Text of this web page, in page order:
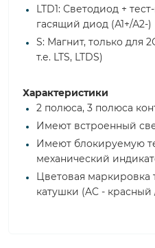
LTD1: Светодиод +
гасящий диод (А1+/А2-)
S: Магнит, только для
т.е. LTS, LTDS)
Характеристики
2 полюса, 3 полюса
Имеют встроенный
Имеют блокируемую
механический
Цветовая маркировка
катушки (AC -